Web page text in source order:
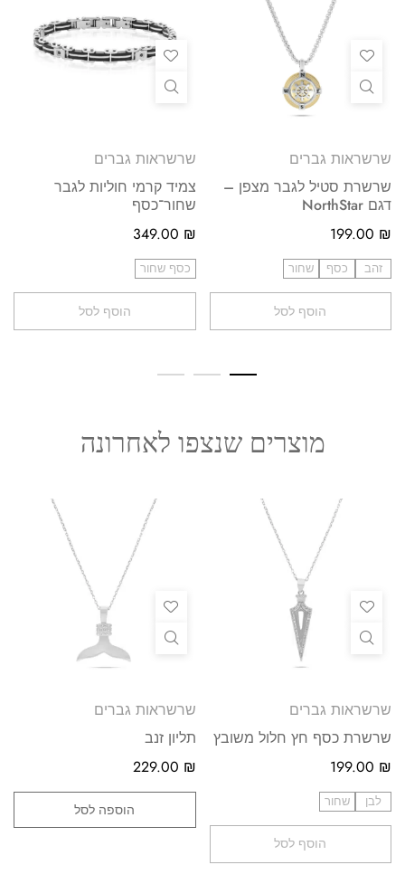
שרשראות גברים
שרשרת סטיל לגבר מצפן –
דגם NorthStar
199.00 ₪
זהב כסף שחור
הוסף לסל
שרשראות גברים
צמיד קרמי חוליות לגבר
שחור־כסף
349.00 ₪
כסף שחור
הוסף לסל
מוצרים שנצפו לאחרונה
שרשראות גברים
שרשרת כסף חץ חלול משובץ
199.00 ₪
לבן שחור
הוסף לסל
שרשראות גברים
תליון זנב
229.00 ₪
הוספה לסל